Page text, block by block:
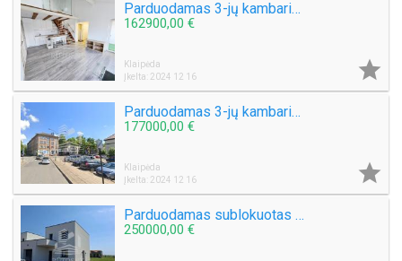
Parduodamas 3-jų kambarių butas Tauralaukyje
162900,00 €
Klaipėda
Įkelta: 2024 12 16

Parduodamas 3-jų kambarių butas Galinio Pylimo g.
177000,00 €
Klaipėda
Įkelta: 2024 12 16

Parduodamas sublokuotas namas Klausmyliuose
250000,00 €